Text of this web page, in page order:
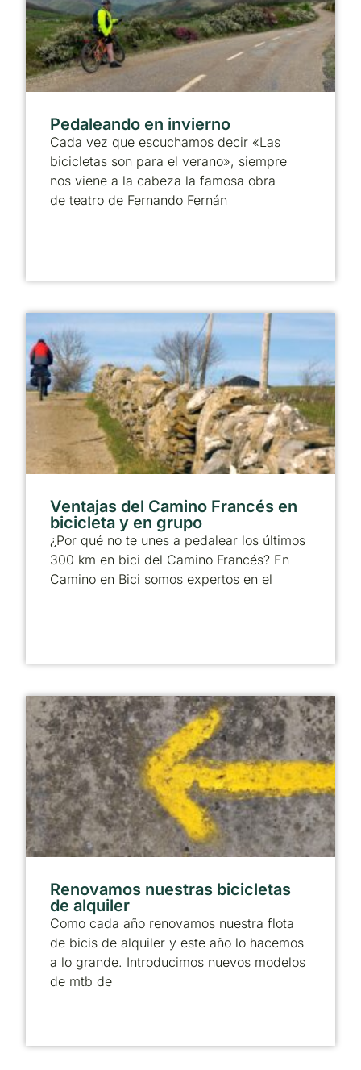
Pedaleando en invierno
Cada vez que escuchamos decir «Las
bicicletas son para el verano», siempre
nos viene a la cabeza la famosa obra
de teatro de Fernando Fernán
Ventajas del Camino Francés en
bicicleta y en grupo
¿Por qué no te unes a pedalear los últimos
300 km en bici del Camino Francés? En
Camino en Bici somos expertos en el
Renovamos nuestras bicicletas
de alquiler
Como cada año renovamos nuestra flota
de bicis de alquiler y este año lo hacemos
a lo grande. Introducimos nuevos modelos
de mtb de